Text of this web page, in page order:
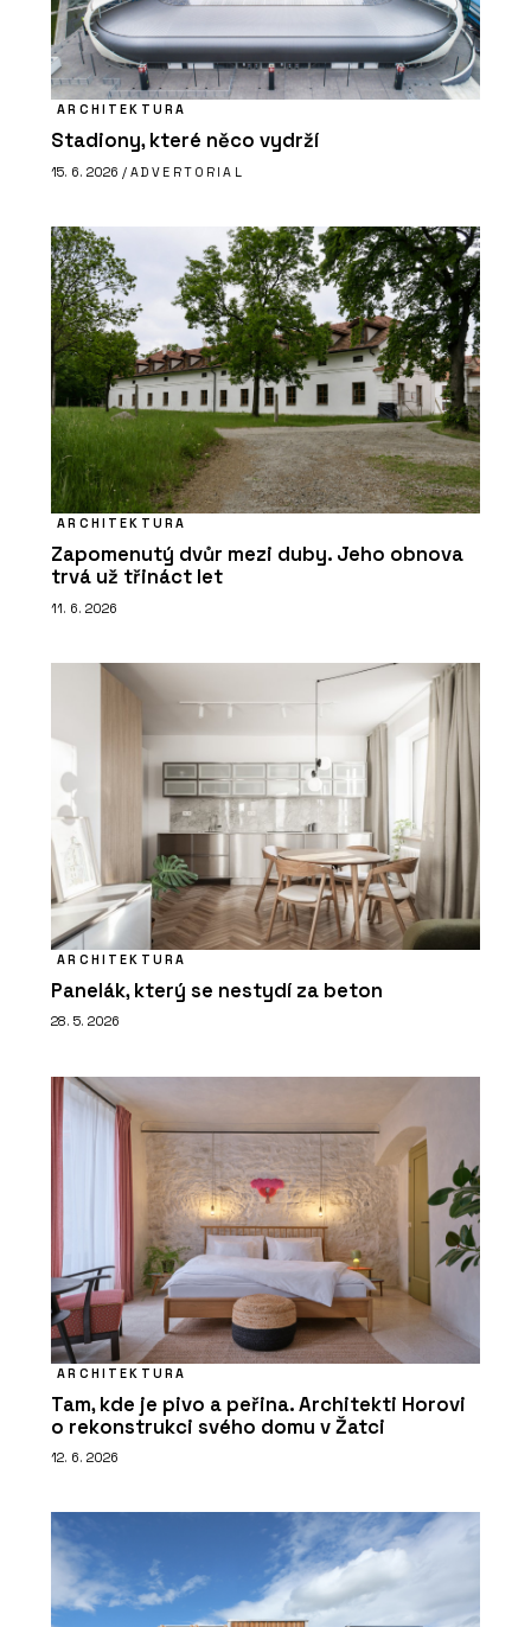
ARCHITEKTURA
Stadiony, které něco vydrží
15. 6. 2026 / ADVERTORIAL
ARCHITEKTURA
Zapomenutý dvůr mezi duby. Jeho obnova
trvá už třináct let
11. 6. 2026
ARCHITEKTURA
Panelák, který se nestydí za beton
28. 5. 2026
ARCHITEKTURA
Tam, kde je pivo a peřina. Architekti Horovi
o rekonstrukci svého domu v Žatci
12. 6. 2026